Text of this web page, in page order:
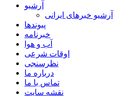
آرشیو
آرشیو خبرهای ایرانی
پیوندها
خبرنامه
آب و هوا
اوقات شرعی
نظرسنجی
درباره ما
تماس با ما
نقشه سایت